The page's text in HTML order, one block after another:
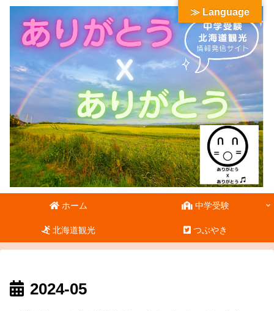
ホーム 中学受験
北海道観光 つぶやき
2024-05
≫ Language